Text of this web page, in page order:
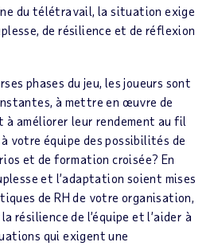
du télétravail, la situation exige
de résilience et de réflexion
phases du jeu, les joueurs sont
à mettre en œuvre de
à améliorer leur rendement au fil
votre équipe des possibilités de
et de formation croisée? En
et l’adaptation soient mises
de RH de votre organisation,
résilience de l’équipe et l’aider à
qui exigent une